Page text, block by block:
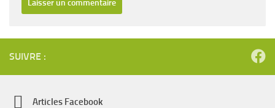
SUIVRE :
Articles Facebook